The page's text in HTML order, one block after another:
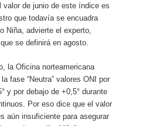
valor de junio de este índice es
que todavía se encuadra
Niña, advierte el experto,
se definirá en agosto.
la Oficina norteamericana
fase “Neutra” valores ONI por
y por debajo de +0,5° durante
Por eso dice que el valor
aún insuficiente para asegurar